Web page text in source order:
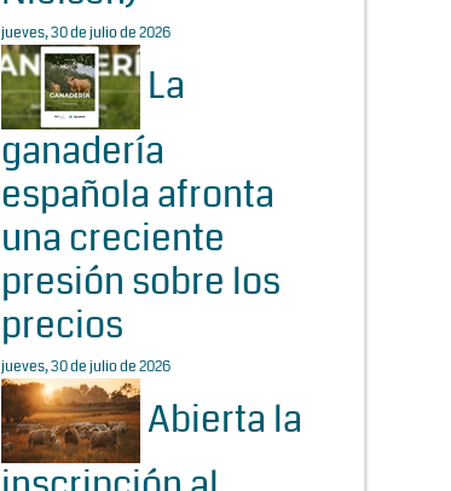
jueves, 30 de julio de 2026
La
ganadería
española afronta
una creciente
presión sobre los
precios
jueves, 30 de julio de 2026
Abierta la